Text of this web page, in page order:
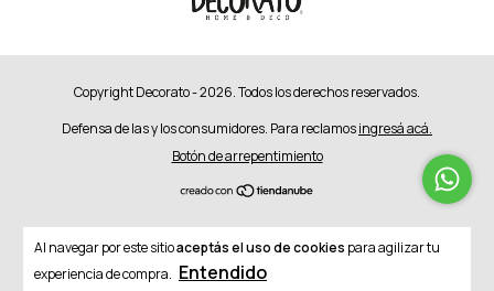
Al navegar por este sitioaceptás el uso de cookies para agilizar tu
experiencia de compra. Entendido
Copyright Decorato - 2026. Todos los derechos reservados.
Defensa de las y los consumidores. Para reclamosingresá acá.
Botón de arrepentimiento